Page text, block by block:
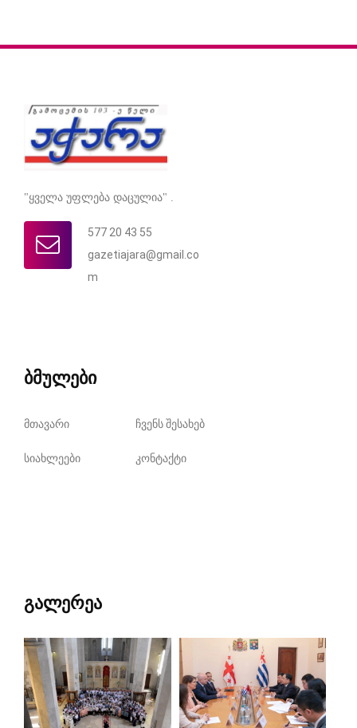
"ყველა უფლება დაცულია" .
577 20 43 55
gazetiajara@gmail.co
m
ბმულები
მთავარი ჩვენს შესახებ
სიახლეები კონტაქტი
გალერეა